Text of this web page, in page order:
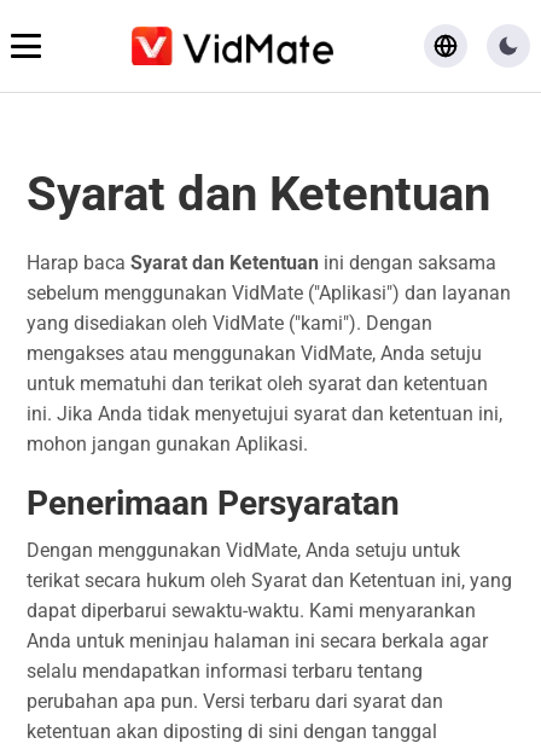
Unduh
Blog
Syarat dan Ketentuan
Harap bacaSyarat dan Ketentuan ini dengan saksama
sebelum menggunakan VidMate ("Aplikasi") dan layanan
yang disediakan oleh VidMate ("kami"). Dengan
mengakses atau menggunakan VidMate, Anda setuju
untuk mematuhi dan terikat oleh syarat dan ketentuan
ini. Jika Anda tidak menyetujui syarat dan ketentuan ini,
mohon jangan gunakan Aplikasi.
Penerimaan Persyaratan
Dengan menggunakan VidMate, Anda setuju untuk
terikat secara hukum oleh Syarat dan Ketentuan ini, yang
dapat diperbarui sewaktu-waktu. Kami menyarankan
Anda untuk meninjau halaman ini secara berkala agar
selalu mendapatkan informasi terbaru tentang
perubahan apa pun. Versi terbaru dari syarat dan
ketentuan akan diposting di sini dengan tanggal